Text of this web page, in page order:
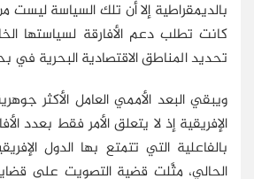
بالديمقراطية إلا أن تلك السياسة ليست
كانت تطلب دعم الأفارقة لسياستها
تحديد المناطق الاقتصادية البحرية في
ويبقي البعد الأممي العامل الأكثر
الإفريقية إذ لا يتعلق الأمر فقط بعدد
بالفاعلية التي تتمتع بها الدول
الحالي، مثَّلت قضية التصويت على